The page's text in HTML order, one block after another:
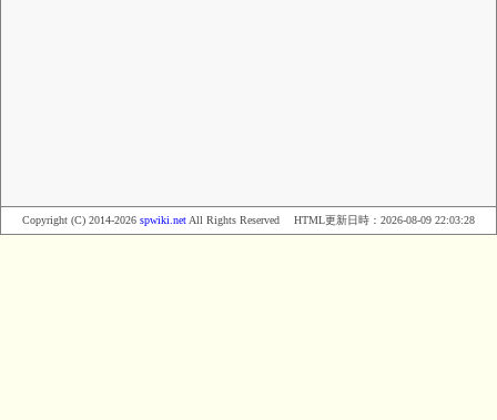
Copyright (C) 2014-2026 spwiki.net All Rights Reserved HTML更新日時： 2026-08-09 22:03:28